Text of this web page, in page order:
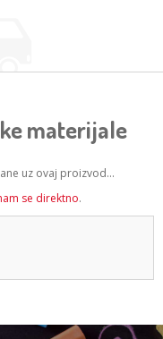
materijale
uz ovaj proizvod...
se direktno.